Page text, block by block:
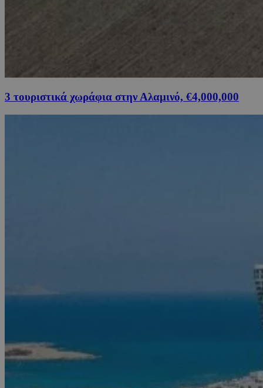
3 τουριστικά χωράφια στην Αλαμινό, €4,000,000